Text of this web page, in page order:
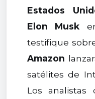
Estados
Elon Musk
testifique
Amazon
satélites de
Los